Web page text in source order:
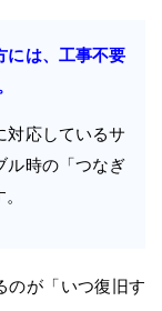
には、工事不要
対応しているサ
ル時の「つなぎ
のが「いつ復旧す